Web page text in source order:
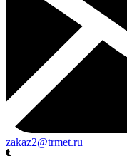
zakaz2@trmet.ru